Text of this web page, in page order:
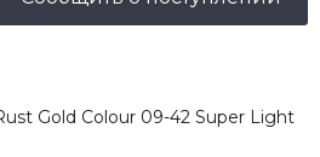
Gold Colour 09-42 Super Light